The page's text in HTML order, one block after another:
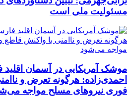
مسئولیت ملی است
موشک آمریکایی در آسمان
احمدی‌زاده: هرگونه تعرض و
فوری نیرو‌های مسلح مواجه